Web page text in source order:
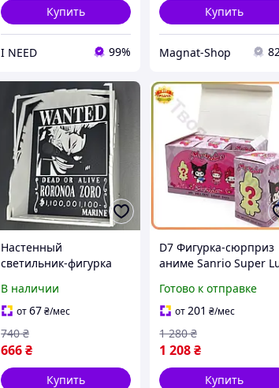
Купить
I NEED 99%
Купить
Magnat-Shop
Настенный
светильник-фигурка
ночник LED | Декор в
стиле One Piece |
Подарок фаната
В наличии
от67₴/мес
666₴
740 ₴
Купить
D7 Фигурка-сюрприз
аниме Sanrio Super
коллекционные
игрушки для фанатов
аниме подарок MOD58
Готово к отправке
от201 ₴/мес
1 208₴
1 280 ₴
Купить